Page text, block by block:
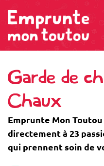
Garde de
Chaux
Emprunte Mon
directement à 23
qui prennent soin de